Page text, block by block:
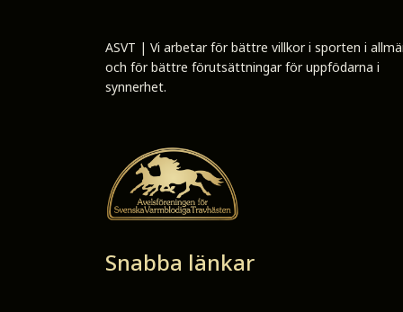
ASVT | Vi arbetar för bättre villkor i sporten i
och för bättre förutsättningar för uppfödarna i
synnerhet.
Snabba länkar